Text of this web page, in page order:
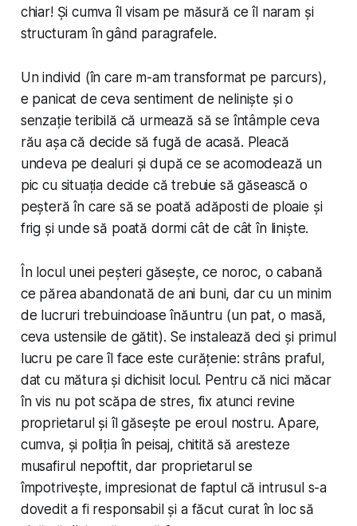
chiar! Și cumva îl visam pe măsură ce îl naram și
structuram în gând paragrafele.
Un individ (în care m-am transformat pe parcurs),
e panicat de ceva sentiment de neliniște și o
senzație teribilă că urmează să se întâmple ceva
rău așa că decide să fugă de acasă. Pleacă
undeva pe dealuri și după ce se acomodează un
pic cu situația decide că trebuie să găsească o
peșteră în care să se poată adăposti de ploaie și
frig și unde să poată dormi cât de cât în liniște.
În locul unei peșteri găsește, ce noroc, o cabană
ce părea abandonată de ani buni, dar cu un minim
de lucruri trebuincioase înăuntru (un pat, o masă,
ceva ustensile de gătit). Se instalează deci și primul
lucru pe care îl face este curățenie: strâns praful,
dat cu mătura și dichisit locul. Pentru că nici măcar
în vis nu pot scăpa de stres, fix atunci revine
proprietarul și îl găsește pe eroul nostru. Apare,
cumva, și poliția în peisaj, chitită să aresteze
musafirul nepoftit, dar proprietarul se
împotrivește, impresionat de faptul că intrusul s-a
dovedit a fi responsabil și a făcut curat în loc să